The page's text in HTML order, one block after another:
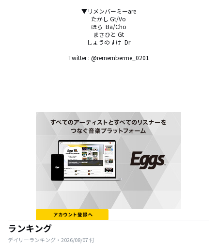
▼リメンバーミーare
たかし Gt/Vo
ほら  Ba/Cho
まさひと Gt
しょうのすけ  Dr
Twitter : @rememberme_0201
ランキング
デイリーランキング・ 2026/08/07付